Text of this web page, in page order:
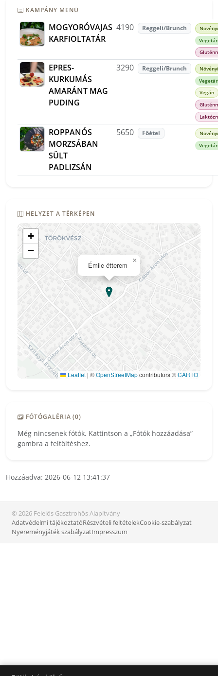
KAMPÁNY MENÜ
MOGYORÓVAJAS
KARFIOLTATÁR
4190 Reggeli/Brunch
EPRES-
KURKUMÁS
AMARÁNT MAG
PUDING
3290 Reggeli/Brunch
Vegán
ROPPANÓS
MORZSÁBAN
SÜLT
PADLIZSÁN
5650 Főétel
HELYZET A TÉRKÉPEN
Émile étterem
×
+
−
Leaflet | ©OpenStreetMapcontributors ©CARTO
FÓTÓGALÉRIA (0)
Még nincsenek fótók. Kattintson a „Fótók hozzáadása”
gombra a feltöltéshez.
Hozzáadva: 2026-06-12 13:41:37
© 2026 Felelős Gasztrohős Alapítvány
Adatvédelmi tájékoztatóRészvételi feltételekCookie-szabályzat
Nyereményjáték szabályzatImpresszum